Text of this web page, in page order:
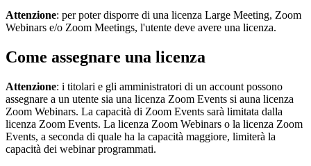
Attenzione: per poter disporre di una licenza Large Meeting, Zoom
Webinars e/o Zoom Meetings, l'utente deve avere una licenza.
Come assegnare una licenza
Attenzione: i titolari e gli amministratori di un account possono
assegnare a un utente sia una licenza Zoom Events si auna licenza
Zoom Webinars. La capacità di Zoom Events sarà limitata dalla
licenza Zoom Events. La licenza Zoom Webinars o la licenza Zoom
Events, a seconda di quale ha la capacità maggiore, limiterà la
capacità dei webinar programmati.